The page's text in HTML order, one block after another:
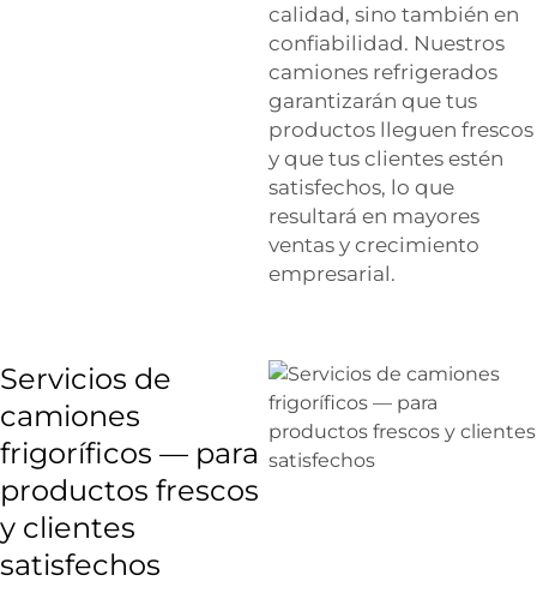
calidad, sino también en
confiabilidad. Nuestros
camiones refrigerados
garantizarán que tus
productos lleguen frescos
y que tus clientes estén
satisfechos, lo que
resultará en mayores
ventas y crecimiento
empresarial.
Servicios de
camiones
frigoríficos — para
productos frescos
y clientes
satisfechos